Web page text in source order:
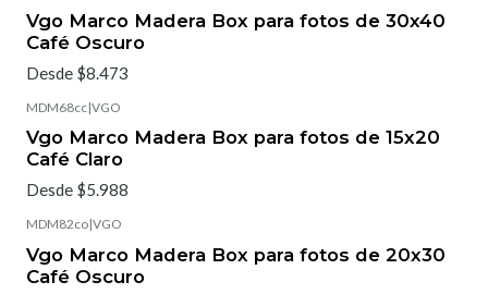
Vgo Marco Madera Box para fotos de 30x40
Café Oscuro
Desde $8.473
MDM68cc|VGO
Vgo Marco Madera Box para fotos de 15x20
Café Claro
Desde $5.988
MDM82co|VGO
Vgo Marco Madera Box para fotos de 20x30
Café Oscuro